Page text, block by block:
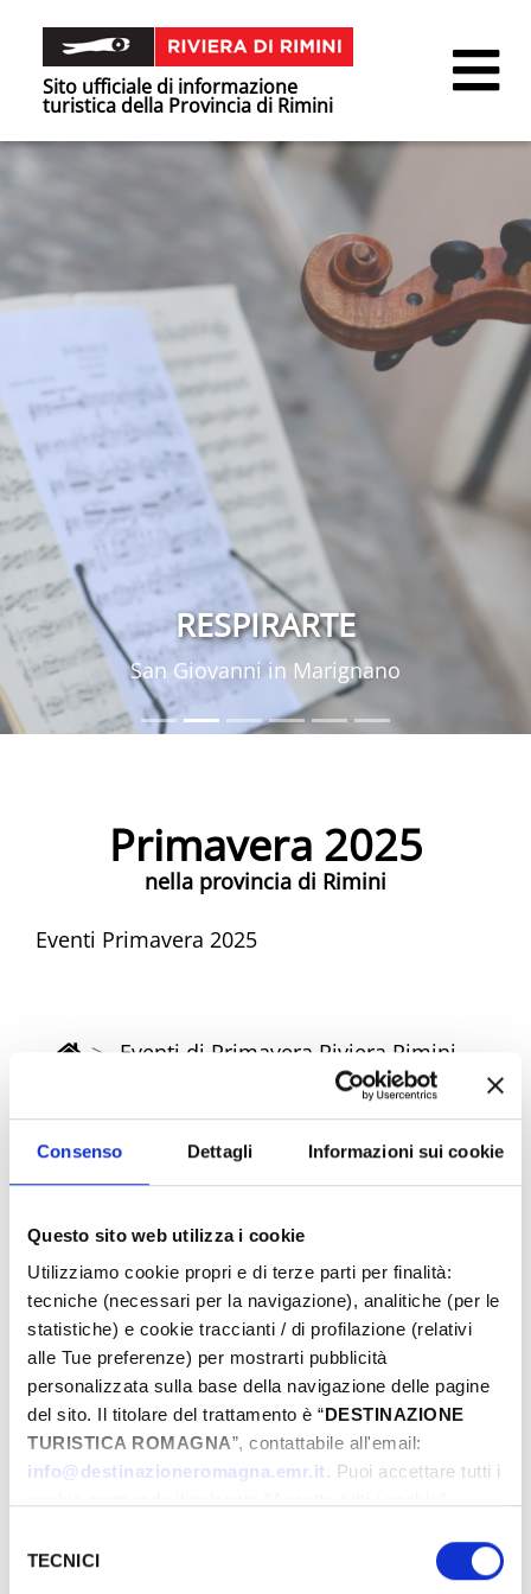
Consenso Dettagli Informazioni sui cookie
Questo sito web utilizza i cookie
Utilizziamo cookie propri e di terze parti per finalità:
tecniche (necessari per la navigazione), analitiche (per le
statistiche) e cookie traccianti / di profilazione (relativi
alle Tue preferenze) per mostrarti pubblicità
personalizzata sulla base della navigazione delle pagine
del sito. Il titolare del trattamento è “DESTINAZIONE
TURISTICA ROMAGNA”, contattabile all'email:
info@destinazioneromagna.emr.it. Puoi accettare tutti i
gestire le tue preferenze facendo clic su “Personalizza”.
Qualora acconsenti a tutti i cookie i Tuoi dati potranno
delTECNICI
Sito ufficiale di informazione
turistica della Provincia di Rimini
RESPIRARTE
San Giovanni in Marignano
Primavera 2025
nella provincia di Rimini
Eventi Primavera 2025
Eventi di Primavera Riviera Rimini
Dal
A
Comune
Tipologie